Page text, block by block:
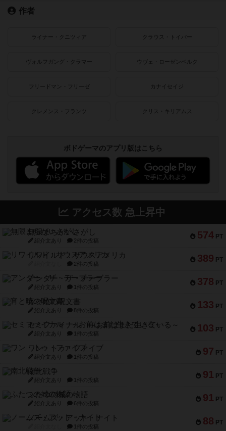
作者
ライナー・クニツィア クラウス・トイバー
ヴォルフガング・クラマー ウヴェ・ローゼンベルク
フリードマン・フリーゼ カナイセイジ
クレメンス・フランツ クリス・キリアムス
ボドゲーマのアプリ版はこちら
アクセス数 急上昇中
574 PT
無限まちがいさがし
紹介文あり 2件の投稿
389 PT
リワイルド：サウスアメリカ
2件の投稿
378 PT
アンダー・ザ・テーブラー
紹介文あり 1件の投稿
133 PT
宵と暁の呪文書
紹介文あり 8件の投稿
103 PT
セミファイナル ～お前はまだ生きている～
紹介文あり 1件の投稿
97 PT
ワン・トゥ・ファイブ
紹介文あり 1件の投稿
91 PT
南北戦争
紹介文あり 1件の投稿
91 PT
ふたつの城の物語
紹介文あり 6件の投稿
88 PT
ノームズ・アット・ナイト
1件の投稿